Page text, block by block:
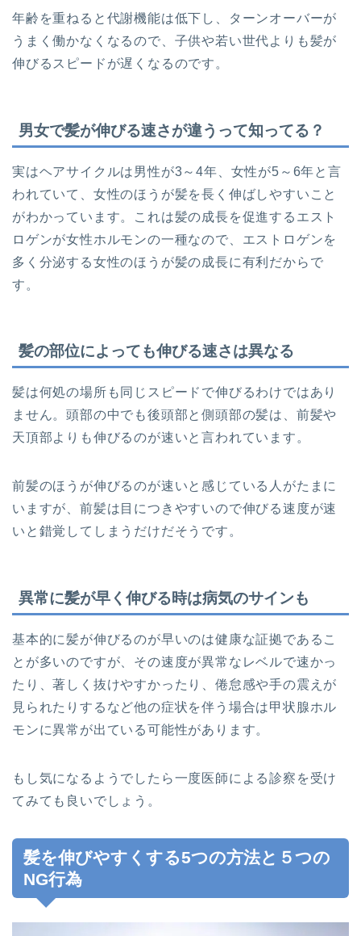
年齢を重ねると代謝機能は低下し、ターンオーバーが
うまく働かなくなるので、子供や若い世代よりも髪が
伸びるスピードが遅くなるのです。
男女で髪が伸びる速さが違うって知ってる？
実はヘアサイクルは男性が3～4年、女性が5～6年と言
われていて、女性のほうが髪を長く伸ばしやすいこと
がわかっています。これは髪の成長を促進するエスト
ロゲンが女性ホルモンの一種なので、エストロゲンを
多く分泌する女性のほうが髪の成長に有利だからで
す。
髪の部位によっても伸びる速さは異なる
髪は何処の場所も同じスピードで伸びるわけではあり
ません。頭部の中でも後頭部と側頭部の髪は、前髪や
天頂部よりも伸びるのが速いと言われています。
前髪のほうが伸びるのが速いと感じている人がたまに
いますが、前髪は目につきやすいので伸びる速度が速
いと錯覚してしまうだけだそうです。
異常に髪が早く伸びる時は病気のサインも
基本的に髪が伸びるのが早いのは健康な証拠であるこ
とが多いのですが、その速度が異常なレベルで速かっ
たり、著しく抜けやすかったり、倦怠感や手の震えが
見られたりするなど他の症状を伴う場合は甲状腺ホル
モンに異常が出ている可能性があります。
もし気になるようでしたら一度医師による診察を受け
てみても良いでしょう。
髪を伸びやすくする5つの方法と５つの
NG行為